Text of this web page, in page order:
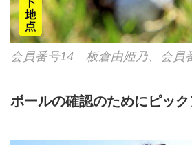
会員番号14 板倉由姫乃、会
ボールの確認のためにピッ